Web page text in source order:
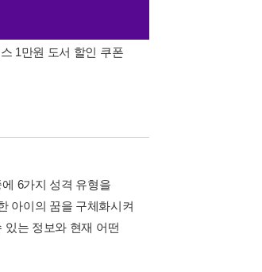
1만원 도서 할인 쿠폰
6가지 성격 유형을
아이의 꿈을 구체화시켜
는 정보와 현재 어떤